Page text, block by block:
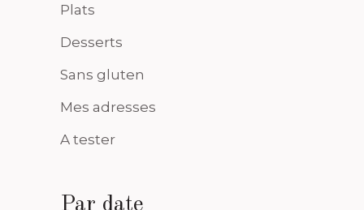
Plats
Desserts
Sans gluten
Mes adresses
A tester
Par date